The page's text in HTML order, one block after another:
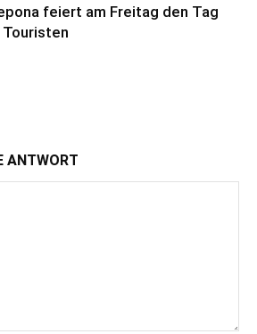
feiert am Freitag den Tag
ANTWORT